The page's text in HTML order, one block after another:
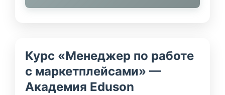
Курс «Менеджер по работе
с маркетплейсами» —
Академия Eduson